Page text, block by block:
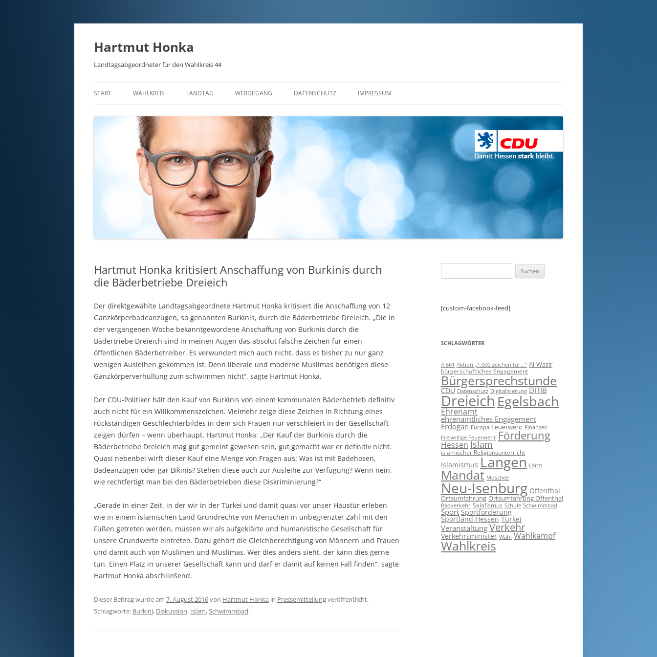
Hartmut Honka
Landtagsabgeordneter für den Wahlkreis 44
Inhalt
START WAHLKREIS LANDTAG WERDEGANG DATENSCHUTZ IMPRESSUM
Hartmut Honka kritisiert Anschaffung von Burkinis durch
die Bäderbetriebe Dreieich
Der direktgewählte Landtagsabgeordnete Hartmut Honka kritisiert die Anschaffung von 12
Ganzkörperbadeanzügen, so genannten Burkinis, durch die Bäderbetriebe Dreieich. „Die in
der vergangenen Woche bekanntgewordene Anschaffung von Burkinis durch die
Bädertriebe Dreieich sind in meinen Augen das absolut falsche Zeichen für einen
öffentlichen Bäderbetreiber. Es verwundert mich auch nicht, dass es bisher zu nur ganz
wenigen Ausleihen gekommen ist. Denn liberale und moderne Muslimas benötigen diese
Ganzkörperverhüllung zum schwimmen nicht“, sagte Hartmut Honka.
Der CDU-Politiker hält den Kauf von Burkinis von einem kommunalen Bäderbetrieb definitiv
auch nicht für ein Willkommenszeichen. Vielmehr zeige diese Zeichen in Richtung eines
rückständigen Geschlechterbildes in dem sich Frauen nur verschleiert in der Gesellschaft
zeigen dürfen – wenn überhaupt. Hartmut Honka: „Der Kauf der Burkinis durch die
Bäderbetriebe Dreieich mag gut gemeint gewesen sein, gut gemacht war er definitiv nicht.
Quasi nebenbei wirft dieser Kauf eine Menge von Fragen aus: Was ist mit Badehosen,
Badeanzügen oder gar Bikinis? Stehen diese auch zur Ausleihe zur Verfügung? Wenn nein,
wie rechtfertigt man bei den Bäderbetrieben diese Diskriminierung?“
„Gerade in einer Zeit, in der wir in der Türkei und damit quasi vor unser Haustür erleben
wie in einem islamischen Land Grundrechte von Menschen in unbegrenzter Zahl mit den
Füßen getreten werden, müssen wir als aufgeklärte und humanistische Gesellschaft für
unsere Grundwerte eintreten. Dazu gehört die Gleichberechtigung von Männern und Frauen
und damit auch von Muslimen und Muslimas. Wer dies anders sieht, der kann dies gerne
tun. Einen Platz in unserer Gesellschaft kann und darf er damit auf keinen Fall finden“, sagte
Hartmut Honka abschließend.
Dieser Beitrag wurde am 7. August 2016von Hartmut Honka in Pressemitteilungveröffentlicht.
Schlagworte: Burkini, Diskussion, Islam,Schwimmbad.
nach:
[custom-facebook-feed]
SCHLAGWÖRTER
A 661 Aktion „1.000 Zeichen für...“ Al-Wazir
bürgerschaftliches Engagement
Bürgersprechstunde
CDU Datenschutz Digitalisierung DITIB
Dreieich Egelsbach
Ehrenamt
ehrenamtliches Engagement
Erdogan Europa Feuerwehr Finanzen
Freiwillige Feuerwehr Förderung
Hessen Islam
islamischer Religionsunterricht
Islamismus Langen Lärm
Mandat Moschee
Neu-Isenburg Offenthal
Ortsumfahrung Ortsumfahrung Offenthal
Radverkehr Salafismus Schule Schwimmbad
Sport Sportförderung
Sportland Hessen Türkei
Veranstaltung Verkehr
Verkehrsminister Wahl Wahlkampf
Wahlkreis